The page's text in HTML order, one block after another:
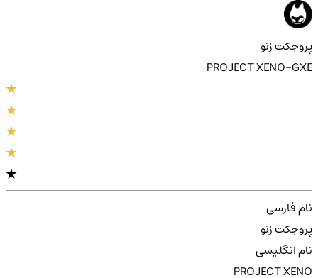
پروجکت زنو
PROJECT XENO-GXE
نام فارسی
پروجکت زنو
نام انگلیسی
PROJECT XENO